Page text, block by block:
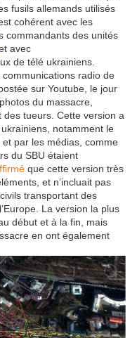
fusils allemands utilisés
cohérent avec les
commandants des unités
avec
de télé ukrainiens.
communications radio de
sur Youtube, le jour
du massacre,
des tueurs. Cette version a
notamment le
par les médias, comme
du SBU étaient
que cette version très
et n’incluait pas
transportant des
La version la plus
début et à la fin, mais
en ont également